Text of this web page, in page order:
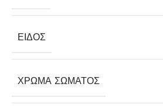
ΕΊΔΟΣ
ΧΡΏΜΑ ΣΏΜΑΤΟΣ